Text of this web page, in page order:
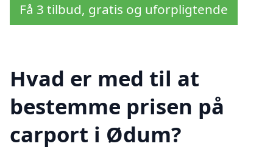
Få 3 tilbud, gratis og uforpligtende
Hvad er med til at
bestemme prisen på
carport i Ødum?